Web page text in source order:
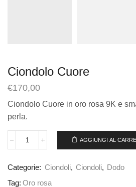
Ciondolo Cuore
€170,00
Ciondolo Cuore in oro rosa 9K e
perla.
AGGIUNGI AL
Categorie: Ciondoli, Ciondoli, Dodo
Tag: Oro rosa